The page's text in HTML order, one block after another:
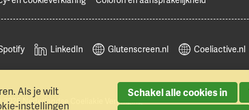
LinkedIn Glutenscreen.nl Coeliactive.nl
© 2026 Nederlandse Coeliakie Vereniging
Als je wilt
instellingen
Schakel alle cookies in